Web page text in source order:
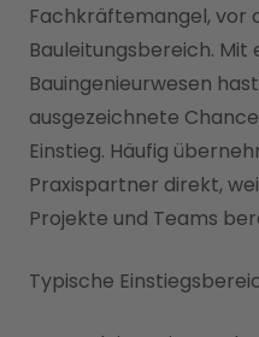
Fachkräftemangel, vor
Bauleitungsbereich. Mit
Bauingenieurwesen
ausgezeichnete
Einstieg. Häufig
Praxispartner direkt,
Projekte und Teams
Typische